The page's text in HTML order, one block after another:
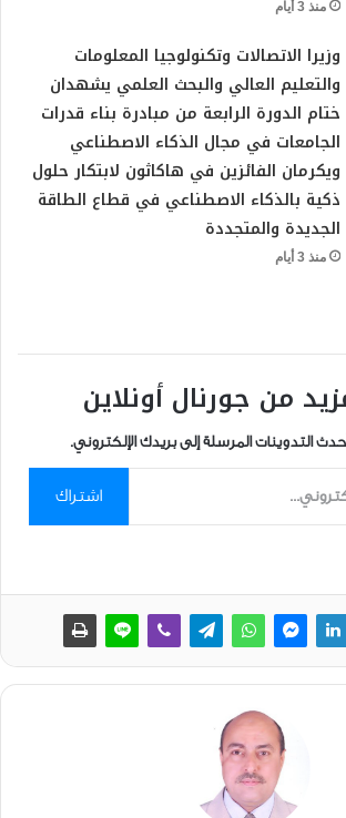
منذ 3 أيام
وزيرا الاتصالات وتكنولوجيا المعلومات
والتعليم العالي والبحث العلمي يشهدان
ختام الدورة الرابعة من مبادرة بناء قدرات
الجامعات في مجال الذكاء الاصطناعي
ويكرمان الفائزين في هاكاثون لابتكار حلول
ذكية بالذكاء الاصطناعي في قطاع الطاقة
الجديدة والمتجددة
منذ 3 أيام
من جورنال أونلاين
التدوينات المرسلة إلى بريدك الإلكتروني.
اشتراك